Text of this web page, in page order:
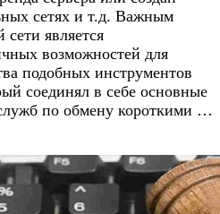
сетях и т.д. Важным
сети является
возможностей для
подобных инструментов
соединял в себе основные
по обмену короткими …